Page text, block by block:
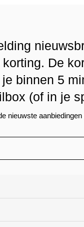
De
binnen 5
(of in je
nieuwste